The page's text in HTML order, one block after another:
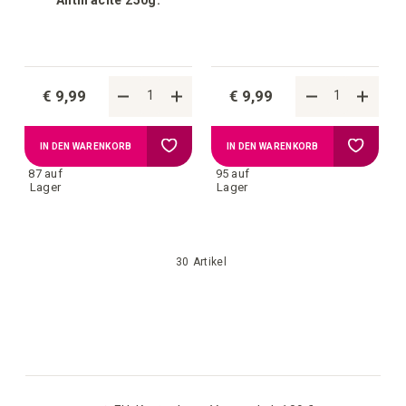
€ 9,99
87 auf
Lager
IN DEN WARENKORB Zur
Wunschliste
€ 9,99
95 auf
Lager
IN DEN WARENKORB Zur
30 Artikel